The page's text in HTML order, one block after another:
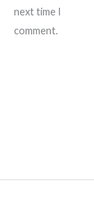
next time I
comment.